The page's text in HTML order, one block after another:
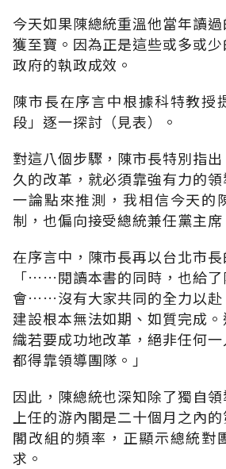
今天如果陳總統重溫他當年讀
獲至寶。因為正是這些或多或
政府的執政成效。
陳市長在序言中根據科特教授
段」逐一探討（見表）。
對這八個步驟，陳市長特別指
久的改革，就必須靠強有力的
一論點來推測，我相信今天的
制，也偏向接受總統兼任黨主席
在序言中，陳市長再以台北市長
「……閱讀本書的同時，也給
會……沒有大家共同的全力以赴
建設根本無法如期、如質完成
織若要成功地改革，絕非任何
都得靠領導團隊。」
因此，陳總統也深知除了獨自
上任的游內閣是二十個月之內
閣改組的頻率，正顯示總統對
求。